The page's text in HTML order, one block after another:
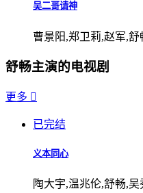
吴二哥请神
曹景阳,郑卫莉,赵军,舒
舒畅主演的电视剧
更多 
已完结
义本同心
陶大宇,温兆伦,舒畅,